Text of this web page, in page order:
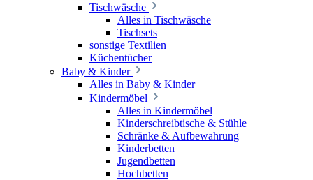
Tischwäsche
Alles in Tischwäsche
Tischsets
sonstige Textilien
Küchentücher
Baby & Kinder
Alles in Baby & Kinder
Kindermöbel
Alles in Kindermöbel
Kinderschreibtische & Stühle
Schränke & Aufbewahrung
Kinderbetten
Jugendbetten
Hochbetten